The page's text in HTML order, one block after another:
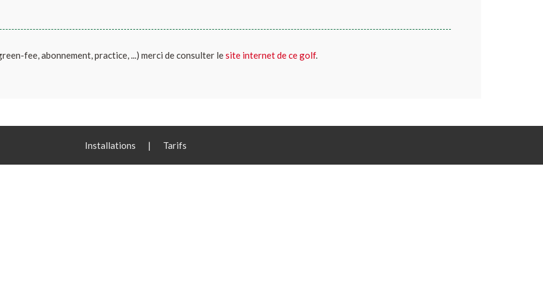
fee, abonnement, practice, ...) merci de consulter lesite internet de ce golf.
Installations | Tarifs